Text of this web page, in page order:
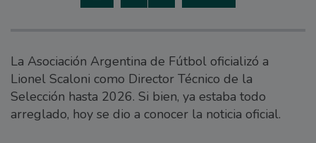
La Asociación Argentina de Fútbol oficializó a
Lionel Scaloni como Director Técnico de la
Selección hasta 2026. Si bien, ya estaba todo
arreglado, hoy se dio a conocer la noticia oficial.